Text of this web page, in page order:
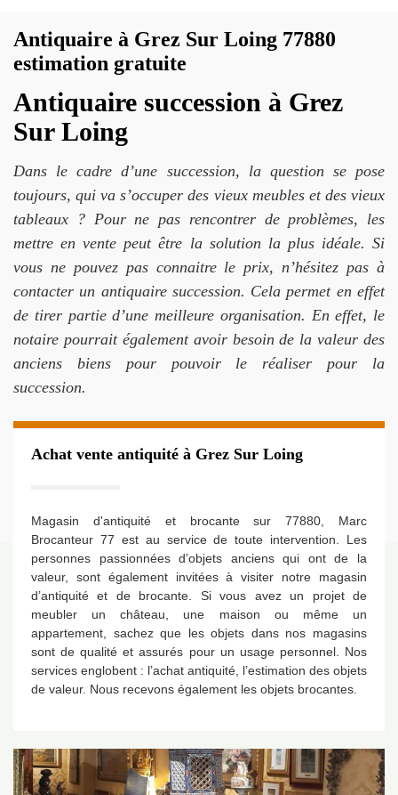
Antiquaire à Grez Sur Loing 77880
estimation gratuite
Antiquaire succession à Grez
Sur Loing
Dans le cadre d’une succession, la question se pose
toujours, qui va s’occuper des vieux meubles et des vieux
tableaux ? Pour ne pas rencontrer de problèmes, les
mettre en vente peut être la solution la plus idéale. Si
vous ne pouvez pas connaitre le prix, n’hésitez pas à
contacter un antiquaire succession. Cela permet en effet
de tirer partie d’une meilleure organisation. En effet, le
notaire pourrait également avoir besoin de la valeur des
anciens biens pour pouvoir le réaliser pour la
succession.
Achat vente antiquité à Grez Sur Loing
Magasin d'antiquité et brocante sur 77880, Marc
Brocanteur 77 est au service de toute intervention. Les
personnes passionnées d’objets anciens qui ont de la
valeur, sont également invitées à visiter notre magasin
d’antiquité et de brocante. Si vous avez un projet de
meubler un château, une maison ou même un
appartement, sachez que les objets dans nos magasins
sont de qualité et assurés pour un usage personnel. Nos
services englobent : l’achat antiquité, l’estimation des objets
de valeur. Nous recevons également les objets brocantes.